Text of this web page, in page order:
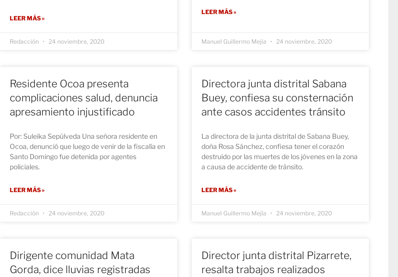
LEER MÁS »
Redacción 24 noviembre, 2020
LEER MÁS »
Manuel Guillermo Mejía 24 noviembre, 2020
Residente Ocoa presenta
complicaciones salud, denuncia
apresamiento injustificado
Por: Suleika Sepúlveda Una señora residente en
Ocoa, denunció que luego de venir de la fiscalía en
Santo Domingo fue detenida por agentes
policiales.
LEER MÁS »
Redacción 24 noviembre, 2020
Directora junta distrital Sabana
Buey, confiesa su consternación
ante casos accidentes tránsito
La directora de la junta distrital de Sabana Buey,
doña Rosa Sánchez, confiesa tener el corazón
destruido por las muertes de los jóvenes en la zona
a causa de accidente de tránsito.
LEER MÁS »
Manuel Guillermo Mejía 24 noviembre, 2020
Dirigente comunidad Mata
Gorda, dice lluvias registradas
Director junta distrital Pizarrete,
resalta trabajos realizados